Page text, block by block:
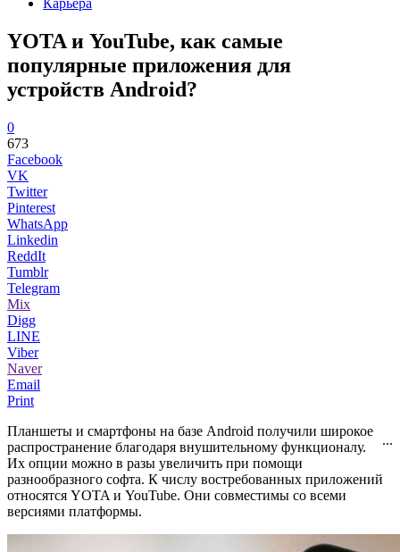
Карьера
YOTA и YouTube, как самые
популярные приложения для
устройств Android?
0
673
Facebook
VK
Twitter
Pinterest
WhatsApp
Linkedin
ReddIt
Tumblr
Telegram
Mix
Digg
LINE
Viber
Naver
Email
Print
...
Планшеты и смартфоны на базе Android получили широкое
распространение благодаря внушительному функционалу.
Их опции можно в разы увеличить при помощи
разнообразного софта. К числу востребованных приложений
относятся YOTA и YouTube. Они совместимы со всеми
версиями платформы.